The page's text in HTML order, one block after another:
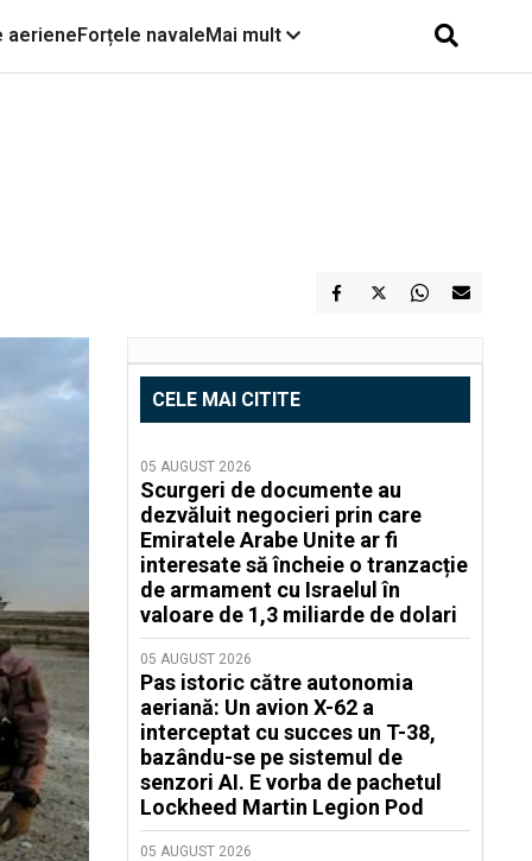
aerieneForțele navaleMai mult
CELE MAI CITITE
05 AUGUST 2026
Scurgeri de documente au
dezvăluit negocieri prin care
Emiratele Arabe Unite ar fi
interesate să încheie o tranzacție
de armament cu Israelul în
valoare de 1,3 miliarde de dolari
05 AUGUST 2026
Pas istoric către autonomia
aeriană: Un avion X-62 a
interceptat cu succes un T-38,
bazându-se pe sistemul de
senzori AI. E vorba de pachetul
Lockheed Martin Legion Pod
05 AUGUST 2026